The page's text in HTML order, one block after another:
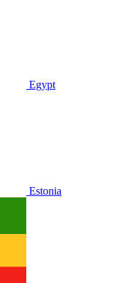
Egypt
Estonia